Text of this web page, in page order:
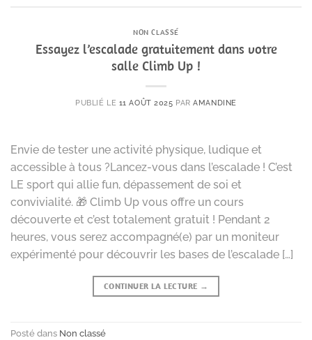
NON CLASSÉ
Essayez l’escalade gratuitement dans votre
salle Climb Up !
PUBLIÉ LE 11 AOÛT 2025 PARAMANDINE
Envie de tester une activité physique, ludique et
accessible à tous ?Lancez-vous dans l’escalade ! C’est
LE sport qui allie fun, dépassement de soi et
convivialité. 🎁 Climb Up vous offre un cours
découverte et c’est totalement gratuit ! Pendant 2
heures, vous serez accompagné(e) par un moniteur
expérimenté pour découvrir les bases de l’escalade […]
CONTINUER LA LECTURE →
Posté dans Non classé